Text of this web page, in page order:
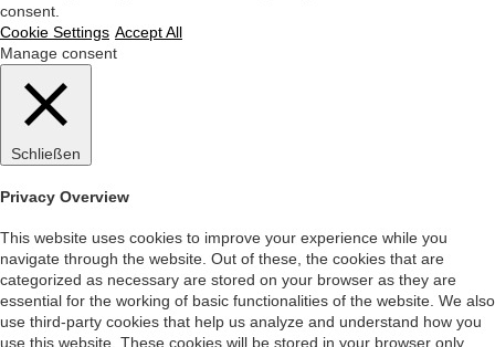
consent.
Cookie Settings Accept All
Manage consent
Schließen
Privacy Overview
This website uses cookies to improve your experience while you
navigate through the website. Out of these, the cookies that are
categorized as necessary are stored on your browser as they are
essential for the working of basic functionalities of the website. We also
use third-party cookies that help us analyze and understand how you
use this website. These cookies will be stored in your browser only